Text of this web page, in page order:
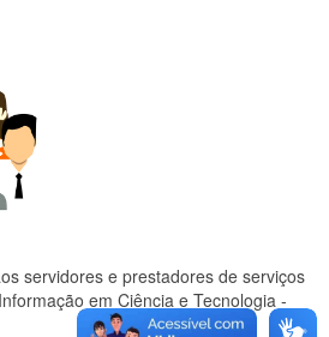
servidores e prestadores de serviços
em Ciência e Tecnologia -